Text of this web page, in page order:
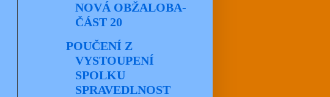
NOVÁ OBŽALOBA-
ČÁST 20
POUČENÍ Z
VYSTOUPENÍ
SPOLKU
SPRAVEDLNOST